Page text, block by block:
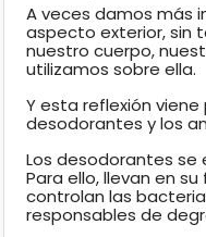
A veces damos más
aspecto exterior, sin
nuestro cuerpo,
utilizamos sobre ella.
Y esta reflexión
desodorantes y los
Los desodorantes se
Para ello, llevan en
controlan las
responsables de